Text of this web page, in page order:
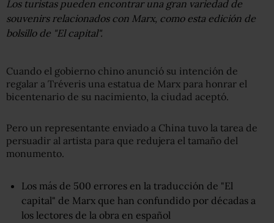
Los turistas pueden encontrar una gran variedad de
souvenirs relacionados con Marx, como esta edición de
bolsillo de "El capital".
Cuando el gobierno chino anunció su intención de
regalar a Tréveris una estatua de Marx para honrar el
bicentenario de su nacimiento, la ciudad aceptó.
Pero un representante enviado a China tuvo la tarea de
persuadir al artista para que redujera el tamaño del
monumento.
Los más de 500 errores en la traducción de "El
capital" de Marx que han confundido por décadas a
los lectores de la obra en español